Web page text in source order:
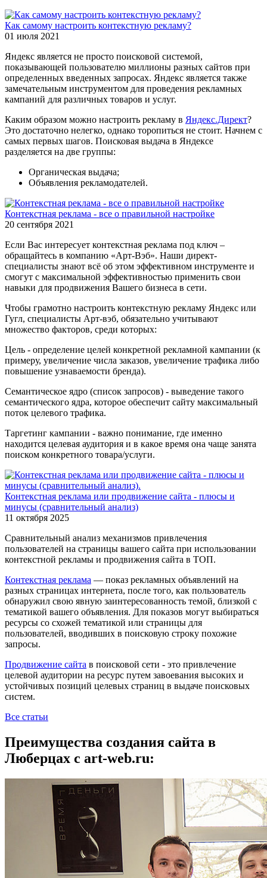
Как самому настроить контекстную рекламу?
01 июля 2021
Яндекс является не просто поисковой системой,
показывающей пользователю миллионы разных сайтов при
определенных введенных запросах. Яндекс является также
замечательным инструментом для проведения рекламных
кампаний для различных товаров и услуг.
Каким образом можно настроить рекламу в Яндекс.Директ?
Это достаточно нелегко, однако торопиться не стоит. Начнем с
самых первых шагов. Поисковая выдача в Яндексе
разделяется на две группы:
Органическая выдача;
Объявления рекламодателей.
Контекстная реклама - все о правильной настройке
20 сентября 2021
Если Вас интересует контекстная реклама под ключ –
обращайтесь в компанию «Арт-Вэб». Наши директ-
специалисты знают всё об этом эффективном инструменте и
смогут с максимальной эффективностью применить свои
навыки для продвижения Вашего бизнеса в сети.
Чтобы грамотно настроить контекстную рекламу Яндекс или
Гугл, специалисты Арт-вэб, обязательно учитывают
множество факторов, среди которых:
Цель - определение целей конкретной рекламной кампании (к
примеру, увеличение числа заказов, увеличение трафика либо
повышение узнаваемости бренда).
Семантическое ядро (список запросов) - выведение такого
семантического ядра, которое обеспечит сайту максимальный
поток целевого трафика.
Таргетинг кампании - важно понимание, где именно
находится целевая аудитория и в какое время она чаще занята
поиском конкретного товара/услуги.
Контекстная реклама или продвижение сайта - плюсы и
минусы (сравнительный анализ)
11 октября 2025
Сравнительный анализ механизмов привлечения
пользователей на страницы вашего сайта при использовании
контекстной рекламы и продвижения сайта в ТОП.
Контекстная реклама — показ рекламных объявлений на
разных страницах интернета, после того, как пользователь
обнаружил свою явную заинтересованность темой, близкой с
тематикой вашего объявления. Для показов могут выбираться
ресурсы со схожей тематикой или страницы для
пользователей, вводивших в поисковую строку похожие
запросы.
Продвижение сайта в поисковой сети - это привлечение
целевой аудитории на ресурс путем завоевания высоких и
устойчивых позиций целевых страниц в выдаче поисковых
систем.
Все статьи
Преимущества создания сайта в
Люберцах с art-web.ru: